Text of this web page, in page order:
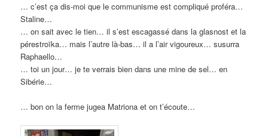
… c’est ça dis-moi que le communisme est compliqué proféra…
Staline…
… on sait avec le tien… il s’est escagassé dans la glasnost et la
pérestroïka… mais l’autre là-bas… il a l’air vigoureux… susurra
Raphaello…
… toi un jour… je te verrais bien dans une mine de sel… en
Sibérie…
… bon on la ferme jugea Matriona et on t’écoute…